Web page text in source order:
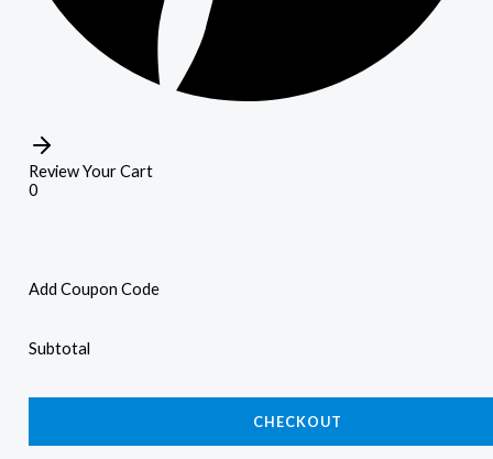
Review Your Cart
0
Add Coupon Code
Subtotal
CHECKOUT